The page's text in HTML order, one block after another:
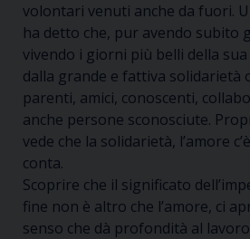
volontari venuti anche da fuori.
ha detto che, pur avendo subito
vivendo i giorni più belli della
dalla grande e fattiva solidarietà
parenti, amici, conoscenti,
anche persone sconosciute.
vede che la solidarietà, l’amore
conta.
Scoprire che il significato
fine non è altro che l’amore, ci
senso che dà profondità al